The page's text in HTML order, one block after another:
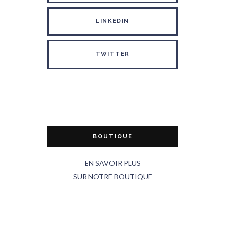
LINKEDIN
TWITTER
BOUTIQUE
EN SAVOIR PLUS
SUR NOTRE BOUTIQUE